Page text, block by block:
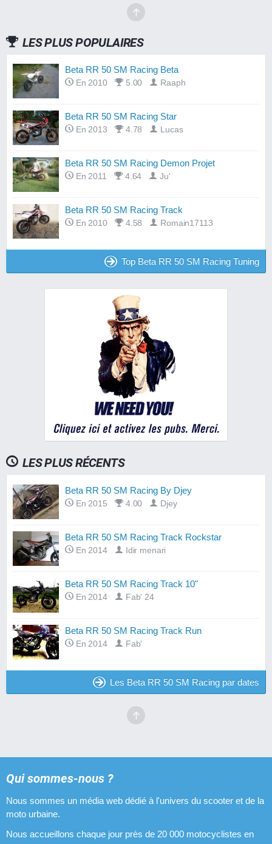
LES PLUS POPULAIRES
Beta RR 50 SM Racing Beta
En 2010 5.00 Raaph
Beta RR 50 SM Racing Star
En 2013 4.78 Lucas
Beta RR 50 SM Racing Demon Projet
En 2011 4.64 Ju'
Beta RR 50 SM Racing Track
En 2010 4.58 Romain17113
Top Beta RR 50 SM Racing Tuning
LES PLUS RÉCENTS
Beta RR 50 SM Racing By Djey
En 2015 4.00 Djey
Beta RR 50 SM Racing Track Rockstar
En 2014 Idir menari
Beta RR 50 SM Racing Track 10"
En 2014 Fab' 24
Beta RR 50 SM Racing Track Run
En 2014 Fab'
Les Beta RR 50 SM Racing par dates
Qui sommes-nous ?
Nous sommes un média web dédié à l'univers du scooter et de la
moto urbaine.
Nous accueillons chaque jour près de 20 000 motocyclistes en